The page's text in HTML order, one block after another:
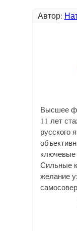
Автор:
Высшее
11 лет
русского
ключевые
Сильные
желание